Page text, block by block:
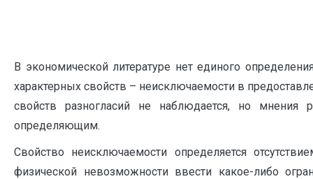
В экономической литературе нет единого
характерных свойств – неисключаемости в
свойств разногласий не наблюдается, но мнения
определяющим.
Свойство неисключаемости определяется
физической невозможности ввести какое-либо